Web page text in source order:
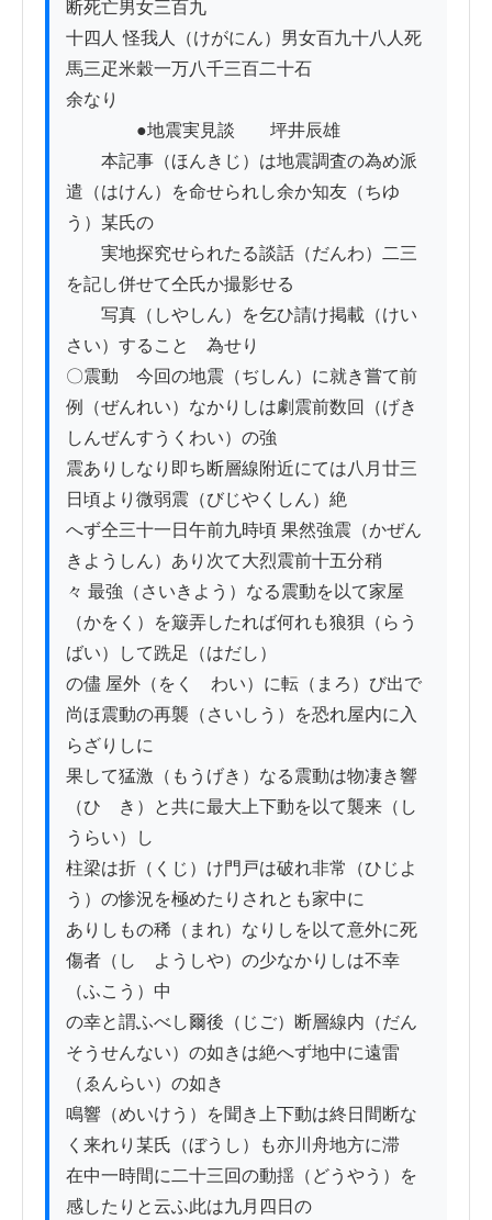
断死亡男女三百九
十四人 怪我人（けがにん）男女百九十八人死
馬三疋米穀一万八千三百二十石
余なり
●地震実見談　　坪井辰雄
本記事（ほんきじ）は地震調査の為め派
遣（はけん）を命せられし余か知友（ちゆ
う）某氏の
実地探究せられたる談話（だんわ）二三
を記し併せて仝氏か撮影せる
写真（しやしん）を乞ひ請け掲載（けい
さい）することゝ為せり
〇震動　今回の地震（ぢしん）に就き嘗て前
例（ぜんれい）なかりしは劇震前数回（げき
しんぜんすうくわい）の強
震ありしなり即ち断層線附近にては八月廿三
日頃より微弱震（びじやくしん）絶
へず仝三十一日午前九時頃 果然強震（かぜん
きようしん）あり次て大烈震前十五分稍
々 最強（さいきよう）なる震動を以て家屋
（かをく）を簸弄したれば何れも狼狽（らう
ばい）して跣足（はだし）
の儘 屋外（をくゝわい）に転（まろ）び出で
尚ほ震動の再襲（さいしう）を恐れ屋内に入
らざりしに
果して猛激（もうげき）なる震動は物凄き響
（ひゝき）と共に最大上下動を以て襲来（し
うらい）し
柱梁は折（くじ）け門戸は破れ非常（ひじよ
う）の惨況を極めたりされとも家中に
ありしもの稀（まれ）なりしを以て意外に死
傷者（しゝようしや）の少なかりしは不幸
（ふこう）中
の幸と謂ふべし爾後（じご）断層線内（だん
そうせんない）の如きは絶へず地中に遠雷
（ゑんらい）の如き
鳴響（めいけう）を聞き上下動は終日間断な
く来れり某氏（ぼうし）も亦川舟地方に滞
在中一時間に二十三回の動揺（どうやう）を
感したりと云ふ此は九月四日の